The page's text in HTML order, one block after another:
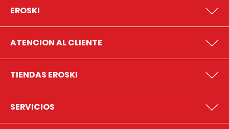
EROSKI
ATENCION AL CLIENTE
TIENDAS EROSKI
SERVICIOS